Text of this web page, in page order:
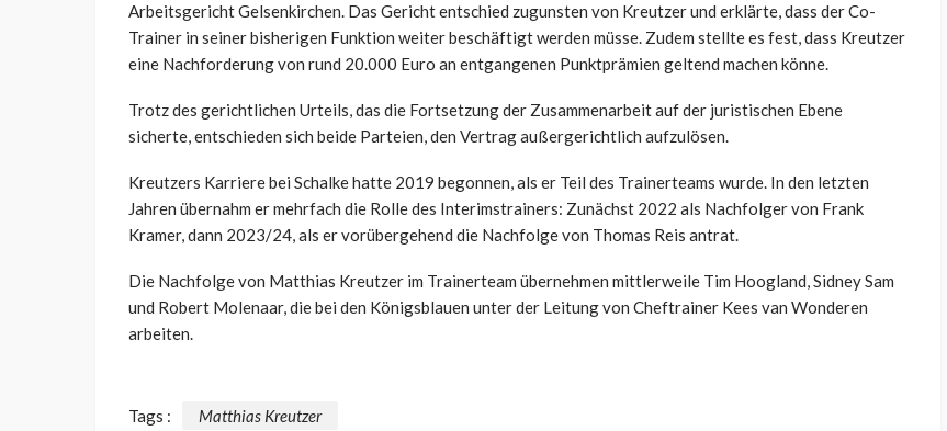
Arbeitsgericht Gelsenkirchen. Das Gericht entschied zugunsten von Kreutzer und erklärte, dass der Co-
Trainer in seiner bisherigen Funktion weiter beschäftigt werden müsse. Zudem stellte es fest, dass Kreutzer
eine Nachforderung von rund 20.000 Euro an entgangenen Punktprämien geltend machen könne.
Trotz des gerichtlichen Urteils, das die Fortsetzung der Zusammenarbeit auf der juristischen Ebene
sicherte, entschieden sich beide Parteien, den Vertrag außergerichtlich aufzulösen.
Kreutzers Karriere bei Schalke hatte 2019 begonnen, als er Teil des Trainerteams wurde. In den letzten
Jahren übernahm er mehrfach die Rolle des Interimstrainers: Zunächst 2022 als Nachfolger von Frank
Kramer, dann 2023/24, als er vorübergehend die Nachfolge von Thomas Reis antrat.
Die Nachfolge von Matthias Kreutzer im Trainerteam übernehmen mittlerweile Tim Hoogland, Sidney Sam
und Robert Molenaar, die bei den Königsblauen unter der Leitung von Cheftrainer Kees van Wonderen
arbeiten.
Tags : Matthias Kreutzer